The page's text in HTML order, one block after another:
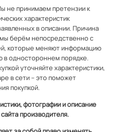
не принимаем претензии к
характеристик
в описании. Причина
берём непосредственно с
которые меняют информацию
в одностороннем порядке.
уточняйте характеристики,
в сети – это поможет
покупкой.
фотографии и описание
производителя.